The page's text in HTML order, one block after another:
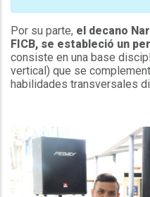
Por su parte, el decano
FICB, se estableció un
consiste en una base
vertical) que se
habilidades transversales